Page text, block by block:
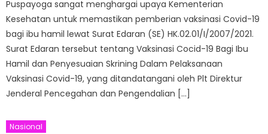
Puspayoga sangat menghargai upaya Kementerian
Kesehatan untuk memastikan pemberian vaksinasi Covid-19
bagi ibu hamil lewat Surat Edaran (SE) HK.02.01/I/2007/2021.
Surat Edaran tersebut tentang Vaksinasi Cocid-19 Bagi Ibu
Hamil dan Penyesuaian Skrining Dalam Pelaksanaan
Vaksinasi Covid-19, yang ditandatangani oleh Plt Direktur
Jenderal Pencegahan dan Pengendalian […]
Nasional